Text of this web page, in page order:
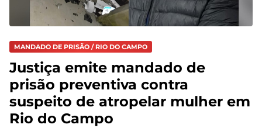
MANDADO DE PRISÃO / RIO DO CAMPO
Justiça emite mandado de
prisão preventiva contra
suspeito de atropelar mulher em
Rio do Campo